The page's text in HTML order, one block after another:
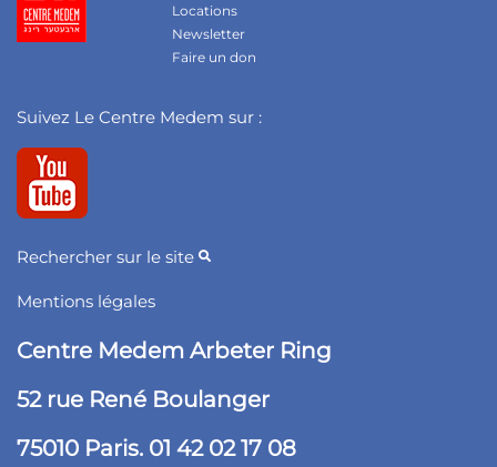
Locations
Newsletter
Faire un don
Suivez Le Centre Medem sur :
Rechercher sur le site
Mentions légales
Centre Medem Arbeter Ring
52 rue René Boulanger
75010 Paris. 01 42 02 17 08